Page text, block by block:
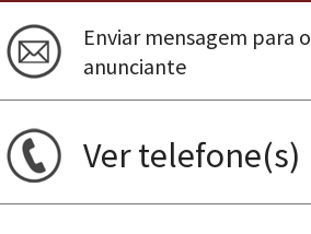
Enviar mensagem para o
anunciante
Ver telefone(s)